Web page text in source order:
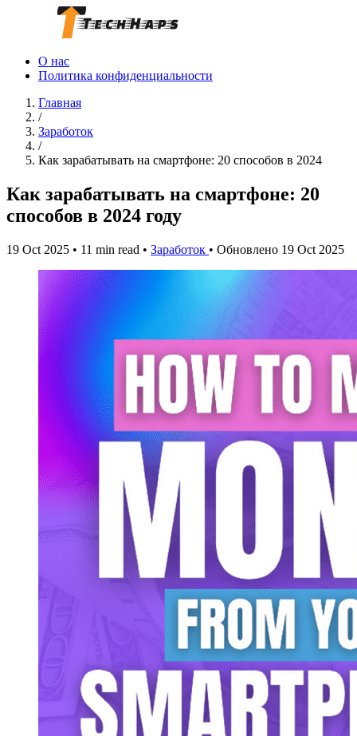
О нас
Политика конфиденциальности
Главная
/
Заработок
/
Как зарабатывать на смартфоне: 20 способов в 2024
Как зарабатывать на смартфоне: 20
способов в 2024 году
19 Oct 2025 • 11 min read • Заработок • Обновлено 19 Oct 2025